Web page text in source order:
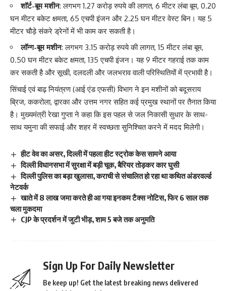
शॉर्ट-बूम मशीन: लगभग 1.27 करोड़ रुपये की लागत, 6 मीटर लंबा बूम, 0.20
घन मीटर बकेट क्षमता, 65 एचपी इंजन और 2.25 घन मीटर वेस्ट बिन। यह 5
मीटर चौड़े संकरे ड्रेनों में भी काम कर सकती है।
लॉन्ग-बूम मशीन: लगभग 3.15 करोड़ रुपये की लागत, 15 मीटर लंबा बूम,
0.50 घन मीटर बकेट क्षमता, 135 एचपी इंजन। यह 9 मीटर गहराई तक काम
कर सकती है और सूखी, दलदली और जलभराव वाली परिस्थितियों में प्रभावी है।
सिंचाई एवं बाढ़ नियंत्रण (आई एंड एफसी) विभाग ने इन मशीनों को बदूसराय
ब्रिज, ककरोला, द्वारका और उत्तम नगर सहित कई प्रमुख स्थानों पर तैनात किया
है। मुख्यमंत्री रेखा गुप्ता ने कहा कि इस पहल से जल निकासी सुधार के साथ-
साथ यमुना की सफाई और शहर में स्वच्छता सुनिश्चित करने में मदद मिलेगी।
हीट वेव का असर, दिल्ली में पहला हीट स्ट्रोक केस सामने आया
दिल्ली विधानसभा में सुरक्षा में बड़ी चूक, बैरियर तोड़कर कार घुसी
दिल्ली पुलिस का बड़ा खुलासा, कराची से संचालित हो रहा था कथित अंडरवर्ल्ड
नेटवर्क
खाते में 8 लाख जमा करते ही आ गया इन‍कम टैक्‍स नोटिस, फिर 6 साल तक
चला मुकदमा
CJP के प्रदर्शन में जुटी भीड़, शाम 5 बजे तक अनुमति
Sign Up For Daily Newsletter
Be keep up! Get the latest breaking news delivered